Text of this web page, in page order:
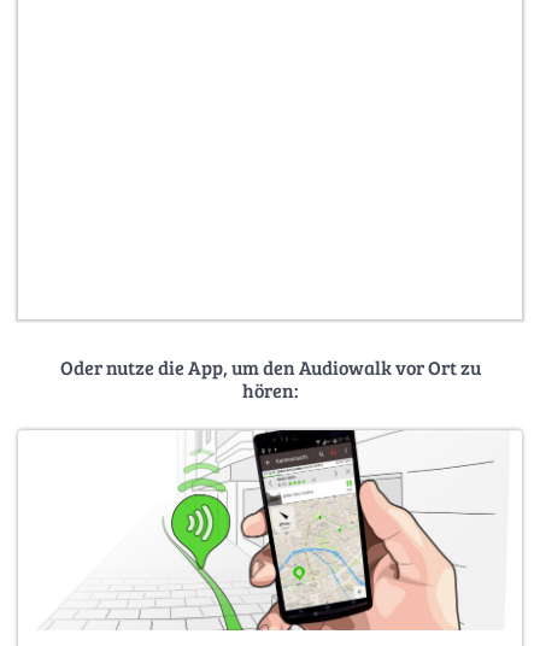
Oder nutze die App, um den Audiowalk vor Ort zu
hören: